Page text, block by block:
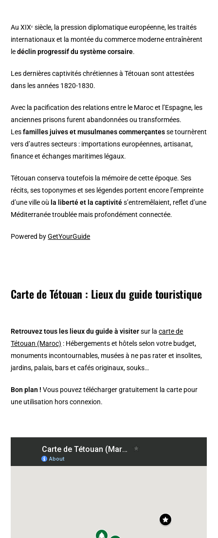
Au XIXᵉ siècle, la pression diplomatique européenne, les traités
internationaux et la montée du commerce moderne entraînèrent
ledéclin progressif du système corsaire.
Les dernières captivités chrétiennes à Tétouan sont attestées
dans les années 1820-1830.
Avec la pacification des relations entre le Maroc et l’Espagne, les
anciennes prisons furent abandonnées ou transformées.
Lesfamilles juives et musulmanes commerçantesse tournèrent
vers d’autres secteurs : importations européennes, artisanat,
finance et échanges maritimes légaux.
Tétouan conserva toutefois la mémoire de cette époque. Ses
récits, ses toponymes et ses légendes portent encore l’empreinte
d’une ville où la liberté et la captivités’entremêlaient, reflet d’une
Méditerranée troublée mais profondément connectée.
Powered byGetYourGuide
Carte de Tétouan : Lieux du guide touristique
Retrouvez tous les lieux du guide à visitersur lacarte de
Tétouan (Maroc) : Hébergements et hôtels selon votre budget,
monuments incontournables, musées à ne pas rater et insolites,
jardins, palais, bars et cafés originaux, souks…
Bon plan ! Vous pouvez télécharger gratuitement la carte pour
une utilisation hors connexion.